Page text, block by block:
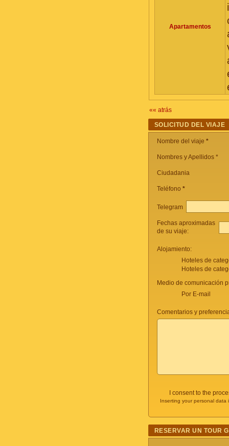
Apartamentos
«« atrás
SOLICITUD DEL VIAJE
Nombre del viaje *
Nombres y Apellidos *
Ciudadania
Teléfono *
Telegram
Fechas aproximadas
de su viaje:
Alojamiento:
Hoteles de
Hoteles de
Medio de comunicación
Por E-mail
Comentarios y
I consent to the
Inserting your personal
RESERVAR UN TOUR